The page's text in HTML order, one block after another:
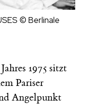
© Berlinale
1975 sitzt
Pariser
Angelpunkt